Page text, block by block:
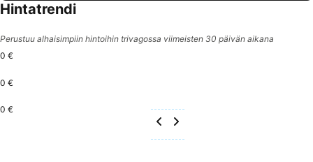
Hintatrendi
Perustuu alhaisimpiin hintoihin trivagossa viimeisten 30 päivän aikana
0 €
0 €
0 €